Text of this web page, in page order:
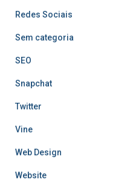
Redes Sociais
Sem categoria
SEO
Snapchat
Twitter
Vine
Web Design
Website